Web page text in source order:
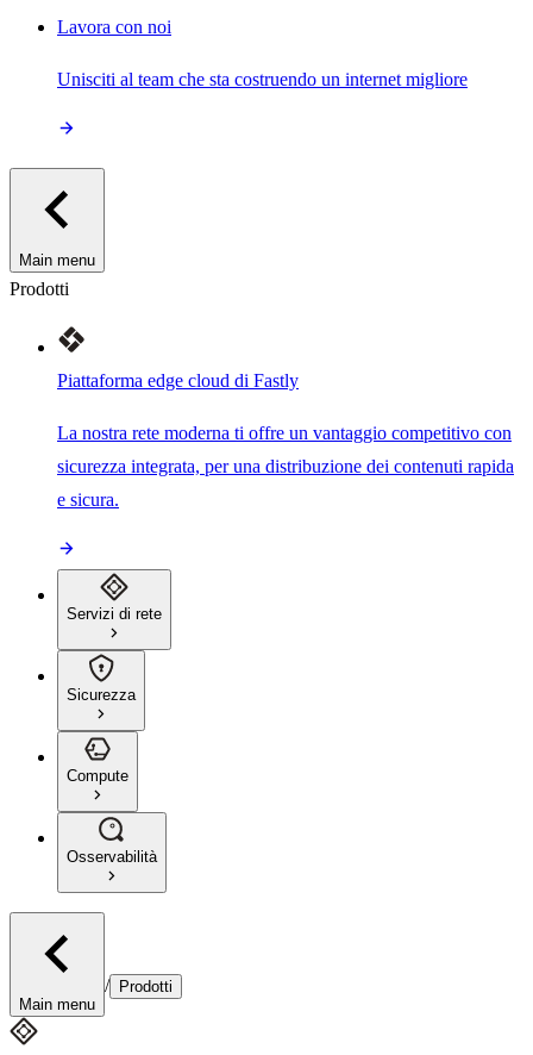
Lavora con noi
Unisciti al team che sta costruendo un internet migliore
Main menu
Prodotti
Piattaforma edge cloud di Fastly
La nostra rete moderna ti offre un vantaggio competitivo con
sicurezza integrata, per una distribuzione dei contenuti rapida
e sicura.
Servizi di rete
Sicurezza
Compute
Osservabilità
Main menu
/ Prodotti